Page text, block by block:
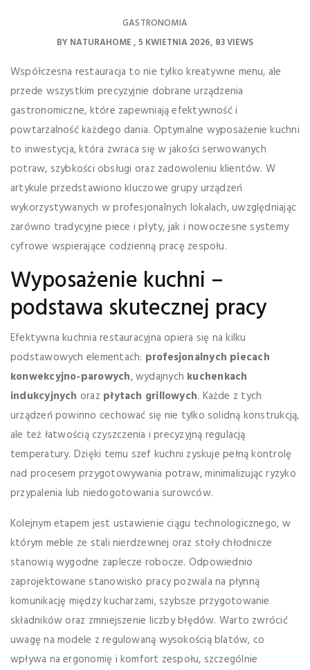
GASTRONOMIA
BYNATURAHOME 5 KWIETNIA 2026 83 VIEWS
Współczesna restauracja to nie tylko kreatywne menu, ale
przede wszystkim precyzyjnie dobrane urządzenia
gastronomiczne, które zapewniają efektywność i
powtarzalność każdego dania. Optymalne wyposażenie kuchni
to inwestycja, która zwraca się w jakości serwowanych
potraw, szybkości obsługi oraz zadowoleniu klientów. W
artykule przedstawiono kluczowe grupy urządzeń
wykorzystywanych w profesjonalnych lokalach, uwzględniając
zarówno tradycyjne piece i płyty, jak i nowoczesne systemy
cyfrowe wspierające codzienną pracę zespołu.
Wyposażenie kuchni –
podstawa skutecznej pracy
Efektywna kuchnia restauracyjna opiera się na kilku
podstawowych elementach: profesjonalnych piecach
konwekcyjno-parowych, wydajnych kuchenkach
indukcyjnych oraz płytach grillowych. Każde z tych
urządzeń powinno cechować się nie tylko solidną konstrukcją,
ale też łatwością czyszczenia i precyzyjną regulacją
temperatury. Dzięki temu szef kuchni zyskuje pełną kontrolę
nad procesem przygotowywania potraw, minimalizując ryzyko
przypalenia lub niedogotowania surowców.
Kolejnym etapem jest ustawienie ciągu technologicznego, w
którym meble ze stali nierdzewnej oraz stoły chłodnicze
stanowią wygodne zaplecze robocze. Odpowiednio
zaprojektowane stanowisko pracy pozwala na płynną
komunikację między kucharzami, szybsze przygotowanie
składników oraz zmniejszenie liczby błędów. Warto zwrócić
uwagę na modele z regulowaną wysokością blatów, co
wpływa na ergonomię i komfort zespołu, szczególnie